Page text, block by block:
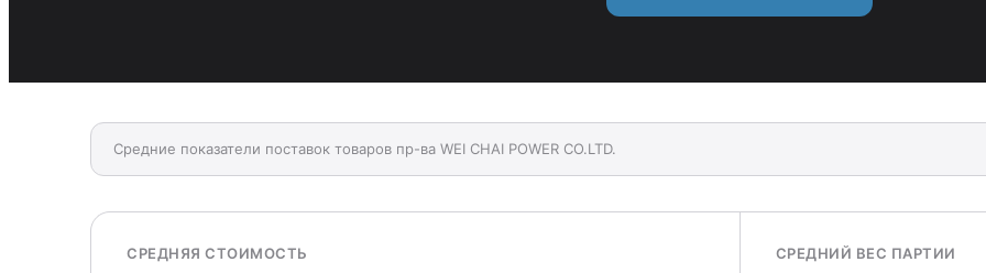
Средние показатели поставок товаров пр-ва WEI CHAI POWER CO.LTD.
СРЕДНЯЯ СТОИМОСТЬ СРЕДНИЙ ВЕС ПАРТИИ